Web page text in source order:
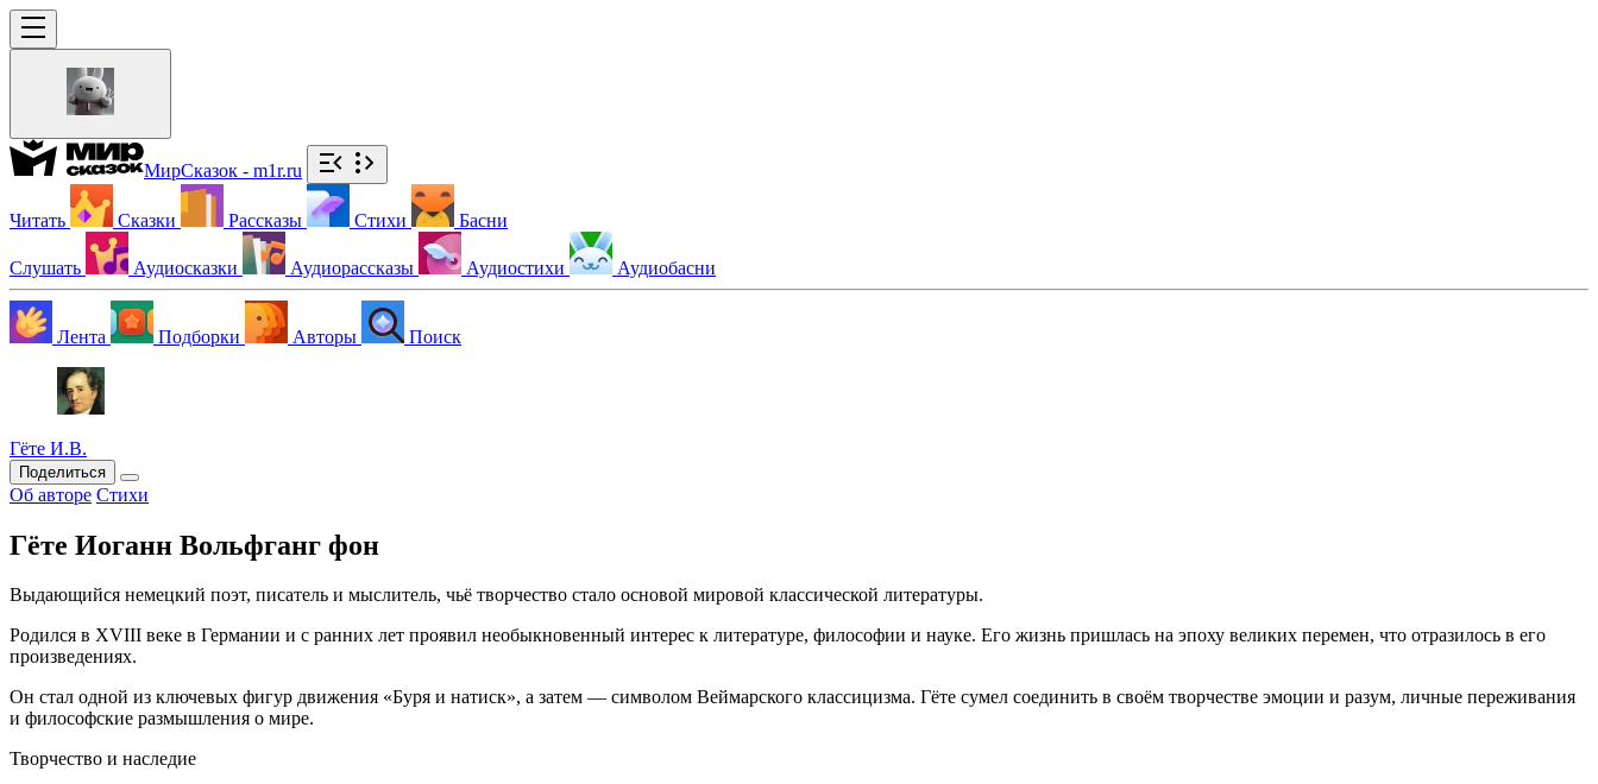
МирСказок - m1r.ru
Читать Сказки Рассказы Стихи Басни
Слушать Аудиосказки Аудиорассказы Аудиостихи Аудиобасни
Лента Подборки Авторы Поиск
Гёте И.В.
Поделиться
Об авторе Стихи
Гёте Иоганн Вольфганг фон
Выдающийся немецкий поэт, писатель и мыслитель, чьё творчество стало основой мировой классической литературы.
Родился в XVIII веке в Германии и с ранних лет проявил необыкновенный интерес к литературе, философии и науке. Его жизнь пришлась на эпоху великих перемен, что отразилось в его
произведениях.
Он стал одной из ключевых фигур движения «Буря и натиск», а затем — символом Веймарского классицизма. Гёте сумел соединить в своём творчестве эмоции и разум, личные переживания
и философские размышления о мире.
Творчество и наследие